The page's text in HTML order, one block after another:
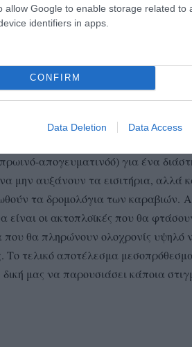
allow Google to enable storage related to
identifiers in apps.
CONFIRM
Data Deletion Data Access
5ημερος αποκλεισμός
επιβατών, επισκεπτών κλπ.
απογευματινόό) για ένα
μην αυξάνουν τα εισιτήρια, αλλά
τα δρομολόγια των καραβιών.
οι ακτοπλοϊκές που θα
που θα πληρώνουν ολοχρονίς υψηλό
Το τελικό αποτέλεσμα
μας να παρουσιάσει κάποια